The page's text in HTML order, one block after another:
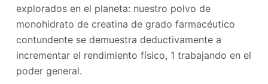
explorados en el planeta: nuestro polvo de
monohidrato de creatina de grado farmacéutico
contundente se demuestra deductivamente a
incrementar el rendimiento físico, 1 trabajando en el
poder general.